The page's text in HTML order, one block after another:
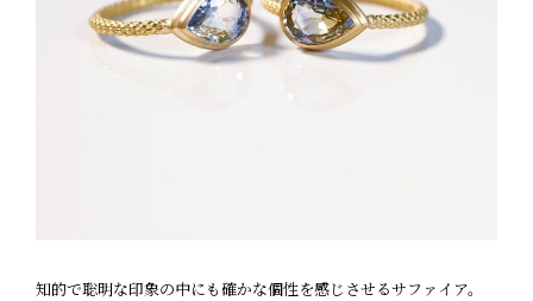
知的で聡明な印象の中にも確かな個性を感じさせるサファイア。